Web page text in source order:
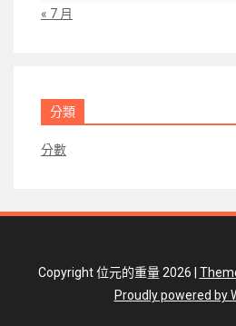
« 7 月
分類
分數
Copyright 位元的重量 2026 |
Proudly powered by